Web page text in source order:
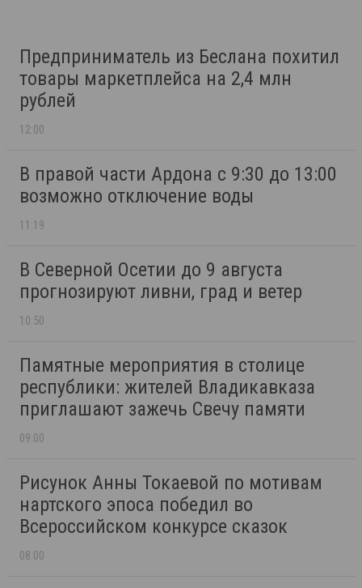
Предприниматель из Беслана похитил
товары маркетплейса на 2,4 млн
рублей
12:00
В правой части Ардона с 9:30 до 13:00
возможно отключение воды
11:19
В Северной Осетии до 9 августа
прогнозируют ливни, град и ветер
10:50
Памятные мероприятия в столице
республики: жителей Владикавказа
приглашают зажечь Свечу памяти
09:00
Рисунок Анны Токаевой по мотивам
нартского эпоса победил во
Всероссийском конкурсе сказок
08:00